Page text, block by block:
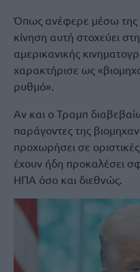
Όπως ανέφερε μέσω της
κίνηση αυτή στοχεύει
αμερικανικής
χαρακτήρισε ως
ρυθμό».
Αν και ο Τραμπ
παράγοντες της
προχωρήσει σε
έχουν ήδη προκαλέσει
ΗΠΑ όσο και διεθνώς.